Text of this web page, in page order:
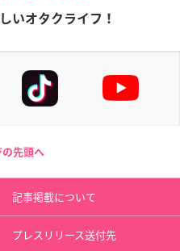
いオタクライフ！
の先頭へ
記事掲載について
プレスリリース送付先